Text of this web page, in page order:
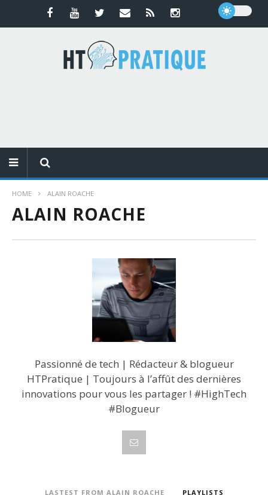
HOME ALAIN ROACHE
ALAIN ROACHE
Passionné de tech | Rédacteur & blogueur
HTPratique | Toujours à l’affût des dernières
innovations pour vous les partager ! #HighTech
#Blogueur
LASTEST FROM ALAIN ROACHE
PLAYLISTS